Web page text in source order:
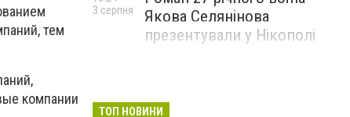
тем
компании
Якова Селянінова
презентували у Нікополі
3 серпня
ТОП НОВИНИ